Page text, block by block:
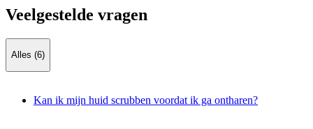
Veelgestelde vragen
Alles (6)
Kan ik mijn huid scrubben voordat ik ga ontharen?